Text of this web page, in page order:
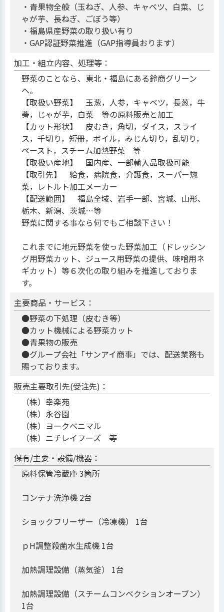
・青果物全般（玉ねぎ、人参、キャベツ、白菜、じ
ゃが芋、長ねぎ、ごぼう等）
・福島県産野菜の取り扱い有り
・GAP認証野菜推進（GAP指導員おります）
加工・組立内容、処理等：
野菜のことなら、東北・福島にある鈴商グリーン
へ。
【取扱い野菜】 玉葱，人参，キャベツ，長葱，牛
蒡，じゃが芋，白菜 等の原料販売と加工
【カット形状】 皮むき，角切，ダイス，スライ
ス，千切り，短冊，ボイル，みじん切り，乱切り，
ペースト，スチーム加熱野菜 等
【取扱い産地】 国内産、一部輸入品取扱可能
【取引先】 給食，病院食，介護食，スーパー惣
菜，レトルト加工メーカー
【配送範囲】 福島全域、岩手一部、宮城、山形、
栃木、新潟、茨城…等
野菜に関する事なら何でもご相談下さい！
これまでに地元野菜を使った野菜加工（ドレッシン
グ用野菜カット、ジュース用野菜の提供、味噌用ネ
ギカット）等６次化の取り組みを推進しておりま
す。
主要商品・サービス：
●野菜の下処理（皮むき等）
●カット機械による野菜カット
●青果物の販売
●グループ会社「サンアイ商事」では、配送業務も
賜っております。
販売主要取引先(受注先)：
（株）幸楽苑
（株）永谷園
（株）ヨークベニマル
（株）ニチレイフーズ 等
保有/主要・設備/機器：
原料保管冷蔵庫 3箇所
コンテナ洗浄機 2台
ショックフリーザー（冷凍機） 1台
ｐH調整殺菌水生成機 1台
加熱調理設備（蒸気釜） 1台
加熱調理設備（スチームコンベクションオーブン）
1台